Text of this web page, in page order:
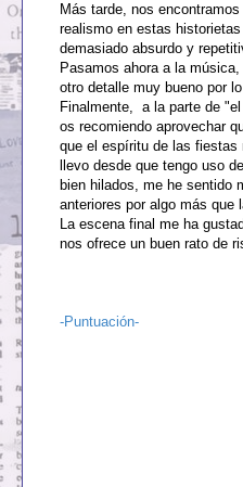
Más tarde, nos
realismo en estas
demasiado absurdo y
Pasamos ahora a la
otro detalle muy bueno por
Finalmente, a la parte de
os recomiendo aprovechar
que el espíritu de las fiestas
llevo desde que tengo uso
bien hilados, me he sentido
anteriores por algo más que
La escena final me ha
nos ofrece un buen rato de
-Puntuación-